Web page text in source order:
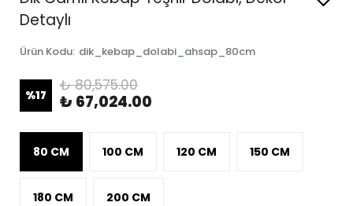
Detaylı
Ürün Kodu: dik_kebap_dolabi_ahsap_80cm
%17
₺ 80,575.00
₺ 67,024.00
80 CM 100 CM 120 CM 150 CM
180 CM 200 CM